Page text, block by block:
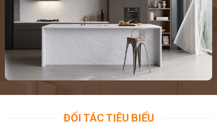
ĐỐI TÁC TIÊU BIỂU